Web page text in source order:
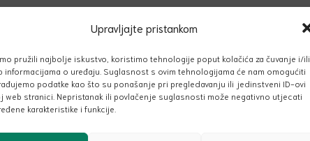
Upravljajte pristankom
pružili najbolje iskustvo, koristimo tehnologije poput kolačića za čuvanje i/ili
informacijama o uređaju. Suglasnost s ovim tehnologijama će nam omogućiti
podatke kao što su ponašanje pri pregledavanju ili jedinstveni ID-ovi
web stranici. Nepristanak ili povlačenje suglasnosti može negativno utjecati
karakteristike i funkcije.
38.00